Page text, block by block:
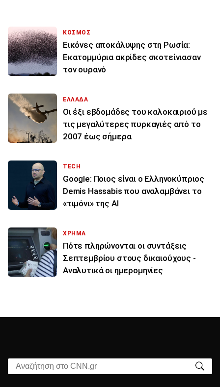
ΚΟΣΜΟΣ
Εικόνες αποκάλυψης στη Ρωσία:
Εκατομμύρια ακρίδες σκοτείνιασαν
τον ουρανό
ΕΛΛΑΔΑ
Οι έξι εβδομάδες του καλοκαιριού με
τις μεγαλύτερες πυρκαγιές από το
2007 έως σήμερα
TECH
Google: Ποιος είναι ο Ελληνοκύπριος
Demis Hassabis που αναλαμβάνει το
«τιμόνι» της ΑΙ
ΧΡΗΜΑ
Πότε πληρώνονται οι συντάξεις
Σεπτεμβρίου στους δικαιούχους -
Αναλυτικά οι ημερομηνίες
Αναζήτηση στο CNN.gr